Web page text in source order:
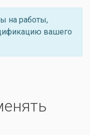
на работы,
вашего